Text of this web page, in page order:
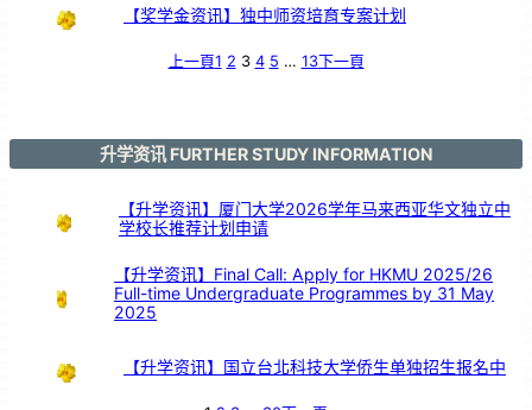
【奖学金资讯】独中师资培育专案计划
上一頁1 2 3 4 5 … 13下一頁
升学资讯 FURTHER STUDY INFORMATION
【升学资讯】厦门大学2026学年马来西亚华文独立中
学校长推荐计划申请
【升学资讯】Final Call: Apply for HKMU 2025/26
Full-time Undergraduate Programmes by 31 May
2025
【升学资讯】国立台北科技大学侨生单独招生报名中